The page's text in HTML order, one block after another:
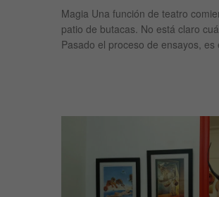
Magia Una función de teatro
patio de butacas. No está claro
Pasado el proceso de ensayos, es